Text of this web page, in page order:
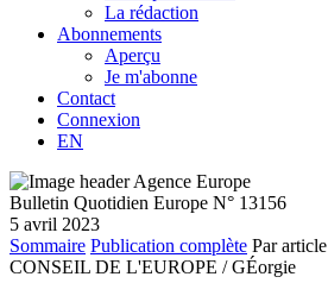
La rédaction
Abonnements
Aperçu
Je m'abonne
Contact
Connexion
EN
Bulletin Quotidien Europe N° 13156
5 avril 2023
Sommaire Publication complète Par article
CONSEIL DE L'EUROPE / GÉorgie